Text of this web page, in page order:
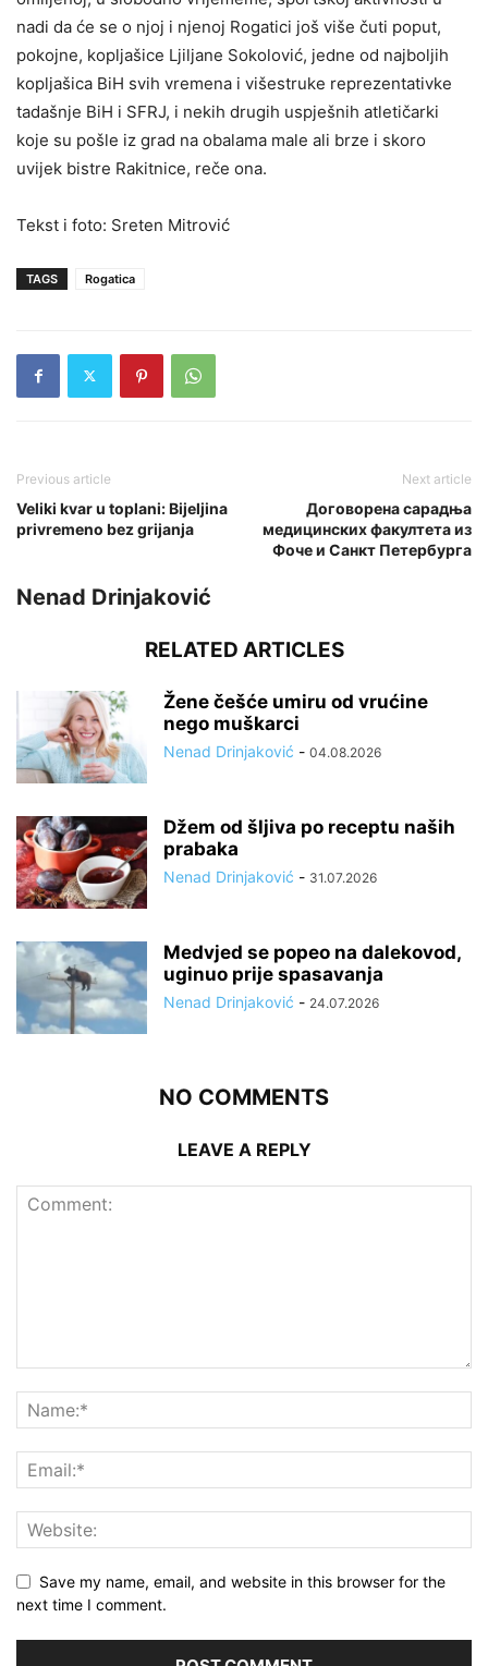
nadi da će se o njoj i njenoj Rogatici još više čuti poput,
pokojne, kopljašice Ljiljane Sokolović, jedne od najboljih
kopljašica BiH svih vremena i višestruke reprezentativke
tadašnje BiH i SFRJ, i nekih drugih uspješnih atletičarki
koje su pošle iz grad na obalama male ali brze i skoro
uvijek bistre Rakitnice, reče ona.
Tekst i foto: Sreten Mitrović
TAGS Rogatica
Previous article
Veliki kvar u toplani: Bijeljina
privremeno bez grijanja
Next article
Договорена сарадња
медицинских факултета из
Фоче и Санкт Петербурга
Nenad Drinjaković
RELATED ARTICLES
Žene češće umiru od vrućine
nego muškarci
Nenad Drinjaković - 04.08.2026
Džem od šljiva po receptu naših
prabaka
Nenad Drinjaković - 31.07.2026
Medvjed se popeo na dalekovod,
uginuo prije spasavanja
Nenad Drinjaković - 24.07.2026
NO COMMENTS
LEAVE A REPLY
Save my name, email, and website in this browser for the
next time I comment.